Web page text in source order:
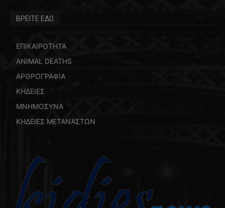
ΒΡΕΙΤΕ ΕΔΩ
ΕΠΙΚΑΙΡΟΤΗΤΑ
ANIMAL DEATHS
ΑΡΘΡΟΓΡΑΦΙΑ
ΚΗΔΕΙΕΣ
ΜΝΗΜΟΣΥΝΑ
ΚΗΔΕΙΕΣ ΜΕΤΑΝΑΣΤΩΝ